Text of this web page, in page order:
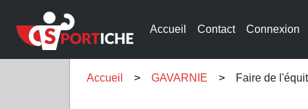
Accueil Contact Connexion
Accueil GAVARNIE Faire de